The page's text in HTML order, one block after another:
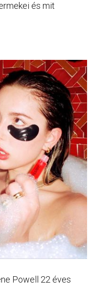
és mit
Powell 22 éves